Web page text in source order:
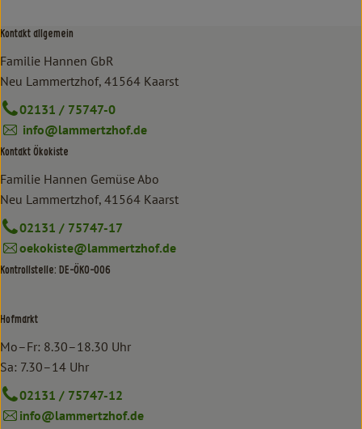
Kontakt allgemein
Familie Hannen GbR
Neu Lammertzhof, 41564 Kaarst
02131 / 75747-0
info@lammertzhof.de
Kontakt Ökokiste
Familie Hannen Gemüse Abo
Neu Lammertzhof, 41564 Kaarst
02131 / 75747-17
oekokiste@lammertzhof.de
Kontrollstelle: DE-ÖKO-006
Hofmarkt
Mo–Fr: 8.30–18.30 Uhr
Sa: 7.30–14 Uhr
02131 / 75747-12
info@lammertzhof.de